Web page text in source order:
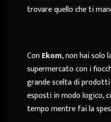
trovare quello che ti
ConEkom, non hai solo
supermercato con i
grande scelta di
esposti in modo logico,
tempo mentre fai la